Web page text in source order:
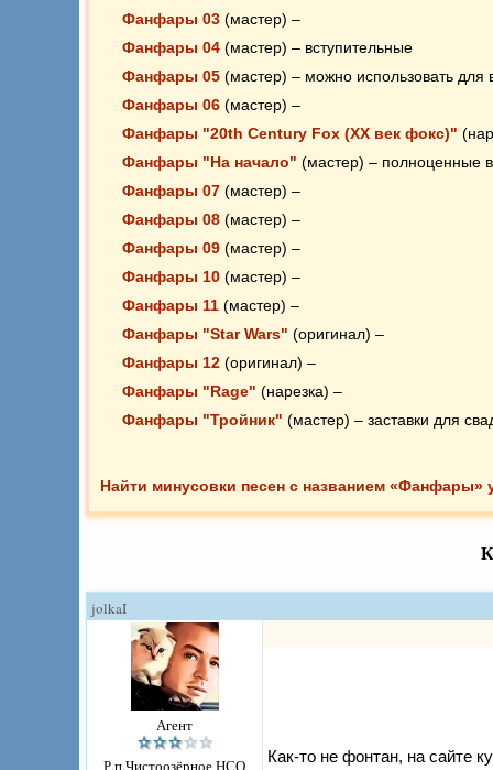
Фанфары 03 (мастер) –
Фанфары 04 (мастер) – вступительные
Фанфары 05 (мастер) – можно использовать для
Фанфары 06 (мастер) –
Фанфары "20th Century Fox (XX век фокс)"
Фанфары "На начало" (мастер) – полноценные
Фанфары 07 (мастер) –
Фанфары 08 (мастер) –
Фанфары 09 (мастер) –
Фанфары 10 (мастер) –
Фанфары 11 (мастер) –
Фанфары "Star Wars" (оригинал) –
Фанфары 12 (оригинал) –
Фанфары "Rage" (нарезка) –
Фанфары "Тройник" (мастер) – заставки для
Фанфары "Фуршет"
(нарезка + бэк) – заставка
Фанфары "На начало" 03(мастер) – начало
Фанфары "На начало" 04(нарезка) – звучит
Фанфары 13
Фанфары 14
Фанфары "Хип-хоп"
Фанфары "Что? Где? Когда?" (Also Sprach
из что-где-когда?
Найти минусовки песен с названием «Фанфары»
jolkaI
Агент
Р.п.Чистоозёрное НСО
Как-то не фонтан, на сайте